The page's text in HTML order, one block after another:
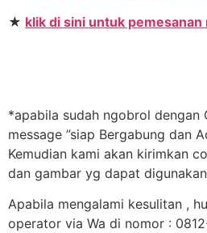
★ klik di sini untuk pemesanan
*apabila sudah ngobrol dengan
message ”siap Bergabung dan
Kemudian kami akan kirimkan
dan gambar yg dapat
Apabila mengalami kesulitan ,
operator via Wa di nomor :